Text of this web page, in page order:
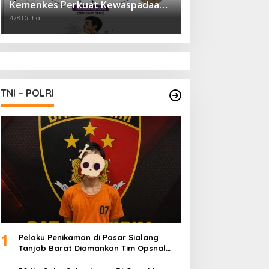
Kemenkes Perkuat Kewaspadaan
Virus Hanta
478 Dilihat
TNI – POLRI
1
Pelaku Penikaman di Pasar Sialang
Tanjab Barat Diamankan Tim Opsnal